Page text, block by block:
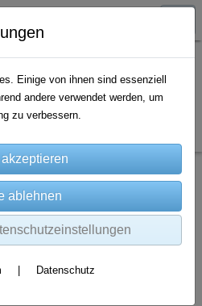
gefunden.
Einige von ihnen sind essenziell
andere verwendet werden, um
zu verbessern.
Datenschutz